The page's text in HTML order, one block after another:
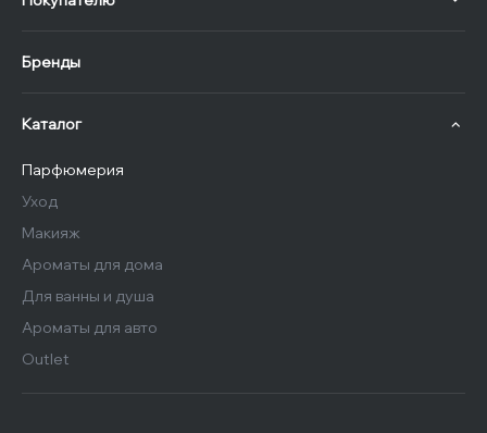
Бренды
Каталог
Парфюмерия
Уход
Макияж
Ароматы для дома
Для ванны и душа
Ароматы для авто
Outlet